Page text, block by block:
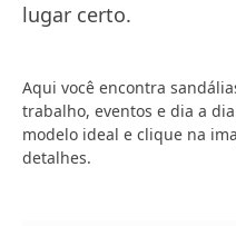
lugar certo.
Aqui você encontra
trabalho, eventos e dia a
modelo ideal e clique na
detalhes.